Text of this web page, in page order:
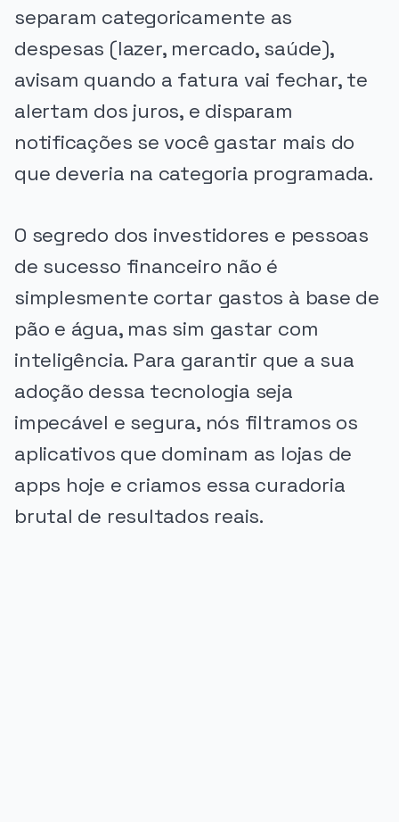
separam categoricamente as
despesas (lazer, mercado, saúde),
avisam quando a fatura vai fechar, te
alertam dos juros, e disparam
notificações se você gastar mais do
que deveria na categoria programada.
O segredo dos investidores e pessoas
de sucesso financeiro não é
simplesmente cortar gastos à base de
pão e água, mas sim gastar com
inteligência. Para garantir que a sua
adoção dessa tecnologia seja
impecável e segura, nós filtramos os
aplicativos que dominam as lojas de
apps hoje e criamos essa curadoria
brutal de resultados reais.